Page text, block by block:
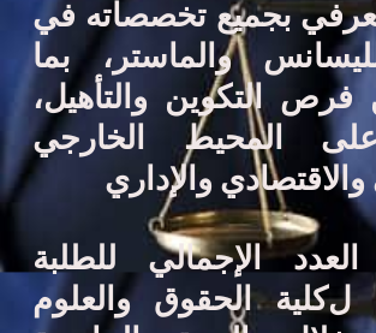
بجميع تخصصاته في
والماستر، بما
التكوين والتأهيل،
المحيط الخارجي
والإداري
الإجمالي للطلبة
لكلية الحقوق والعلوم